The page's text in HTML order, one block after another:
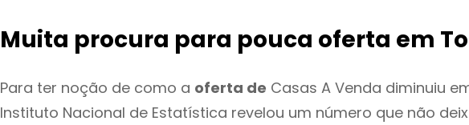
Muita procura para pouca oferta em
Para ter noção de como a oferta de Casas A Venda diminuiu
Instituto Nacional de Estatística revelou um número que não